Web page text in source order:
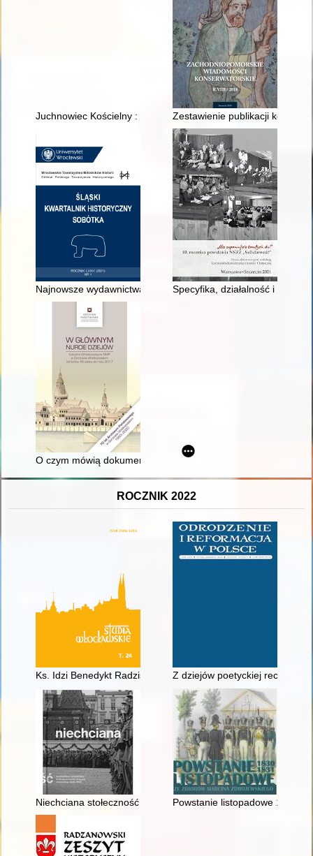
Juchnowiec Kościelny : gmina na przedmieściach 1918-1989
Zestawienie publikacji
Najnowsze wydawnictwa z zakresu historii Śląska
Specyfika, działalność i
O czym mówią dokumenty z kapsuły czasu gorzowskiej
ROCZNIK 2022
Ks. Idzi Benedykt Radziszewski jako profesor i rektor
Z dziejów poetyckiej recepcji
Niechciana stołeczność : architektura i urbanistyka Krakowa
Powstanie listopadowe 1830-